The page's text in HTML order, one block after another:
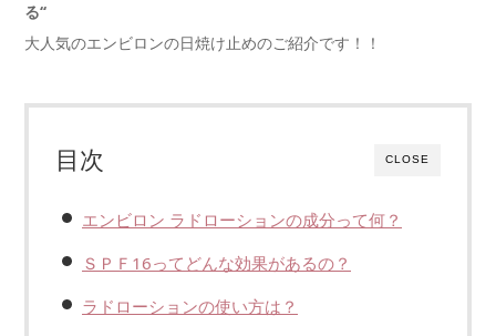
る‘‘
大人気のエンビロンの日焼け止めのご紹介です！！
CLOSE
目次
エンビロン ラドローションの成分って何？
ＳＰＦ16ってどんな効果があるの？
ラドローションの使い方は？